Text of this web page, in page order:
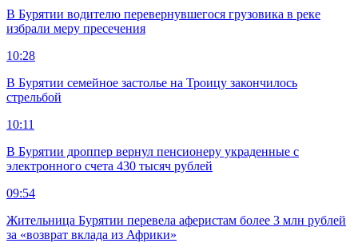
В Бурятии водителю перевернувшегося грузовика в реке
избрали меру пресечения
10:28
В Бурятии семейное застолье на Троицу закончилось
стрельбой
10:11
В Бурятии дроппер вернул пенсионеру украденные с
электронного счета 430 тысяч рублей
09:54
Жительница Бурятии перевела аферистам более 3 млн рублей
за «возврат вклада из Африки»